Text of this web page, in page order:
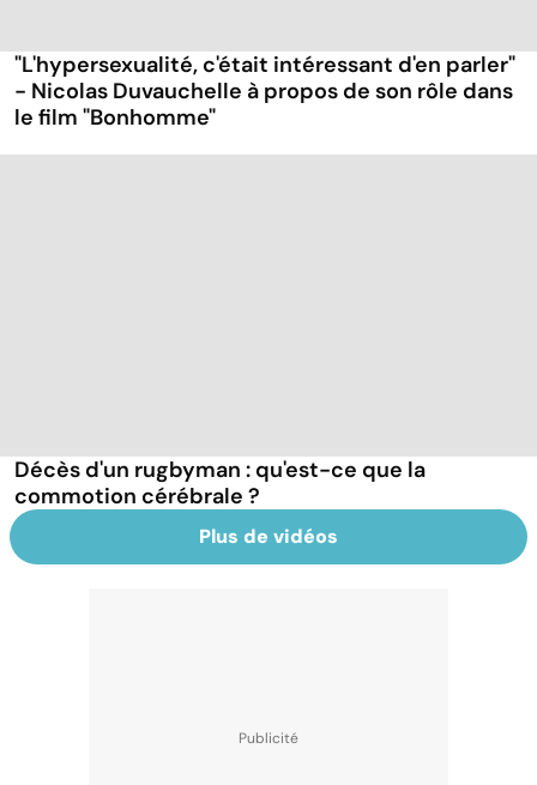
"L'hypersexualité, c'était intéressant d'en parler"
- Nicolas Duvauchelle à propos de son rôle dans
le film "Bonhomme"
Décès d'un rugbyman : qu'est-ce que la
commotion cérébrale ?
Plus de vidéos